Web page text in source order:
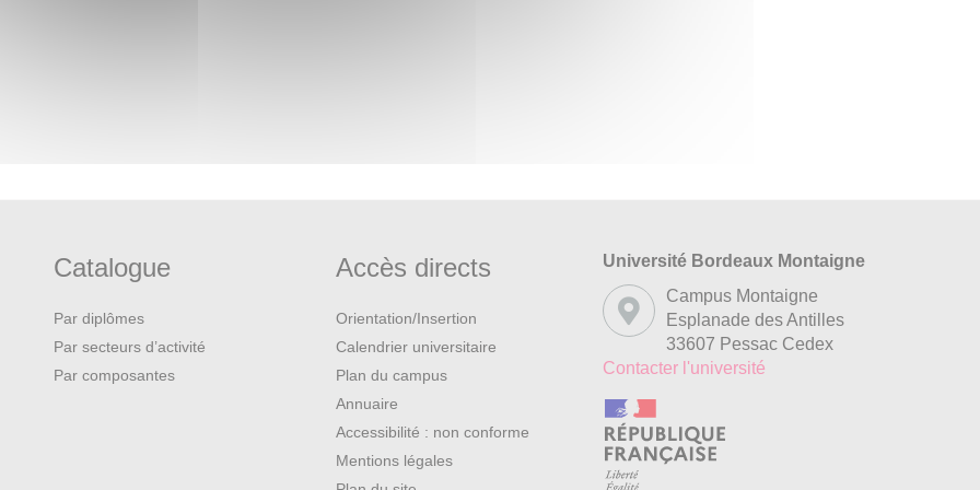
et régionales destinées à
Catalogue
Par diplômes
Par secteurs d’activité
Par composantes
Accès directs
Orientation/Insertion
Calendrier universitaire
Plan du campus
Annuaire
Accessibilité : non conforme
Mentions légales
Université Bordeaux Montaigne
Campus Montaigne
Esplanade des Antilles
33607 Pessac Cedex
Contacter l'université